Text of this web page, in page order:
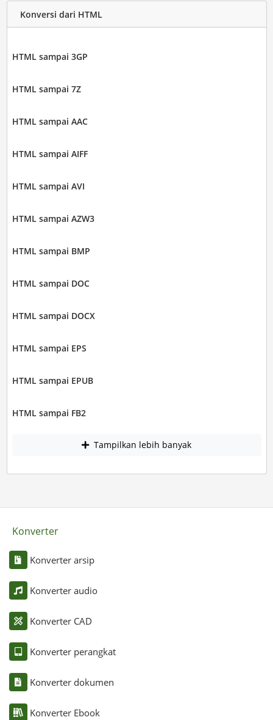
Konversi dari HTML
HTML sampai 3GP
HTML sampai 7Z
HTML sampai AAC
HTML sampai AIFF
HTML sampai AVI
HTML sampai AZW3
HTML sampai BMP
HTML sampai DOC
HTML sampai DOCX
HTML sampai EPS
HTML sampai EPUB
HTML sampai FB2
Tampilkan lebih banyak
Konverter
Konverter arsip
Konverter audio
Konverter CAD
Konverter perangkat
Konverter dokumen
Konverter Ebook